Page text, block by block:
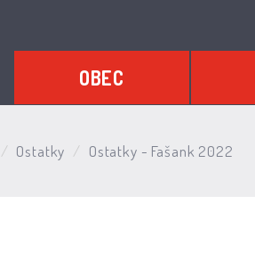
OBEC
Ostatky Ostatky - Fašank 2022